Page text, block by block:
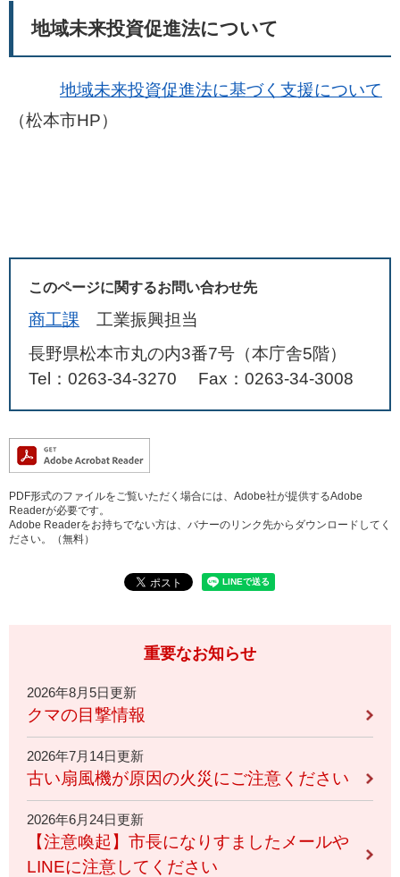
地域未来投資促進法について
地域未来投資促進法に基づく支援について
（松本市HP）
このページに関するお問い合わせ先
商工課
工業振興担当
長野県松本市丸の内3番7号（本庁舎5階）
Tel：0263-34-3270
Fax：0263-34-3008
PDF形式のファイルをご覧いただく場合には、Adobe社が提供するAdobe
Readerが必要です。
Adobe Readerをお持ちでない方は、バナーのリンク先からダウンロードしてく
ださい。（無料）
重要なお知らせ
2026年8月5日更新
クマの目撃情報
2026年7月14日更新
古い扇風機が原因の火災にご注意ください
2026年6月24日更新
【注意喚起】市長になりすましたメールや
LINEに注意してください